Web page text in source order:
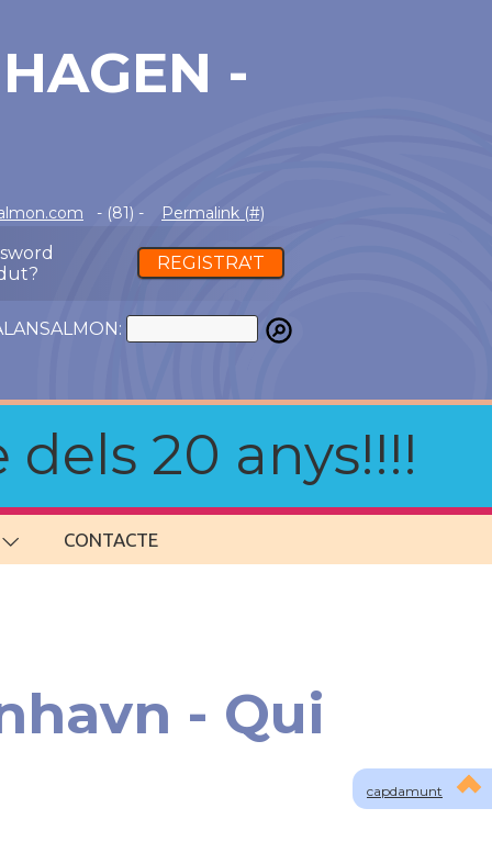
-
- (81) - Permalink (#)
REGISTRA'T
20 anys!!!!
CONTACTE
capdamunt
- Qui